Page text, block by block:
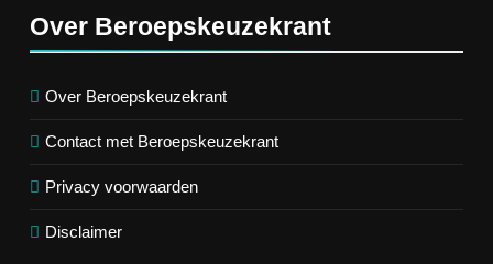
Wat is veeteelt? Alles over het
meer
LANDBOUW, NATUUR EN VISSERIJ
Over Beroepskeuzekrant
Over Beroepskeuzekrant
Contact met Beroepskeuzekrant
Privacy voorwaarden
Disclaimer